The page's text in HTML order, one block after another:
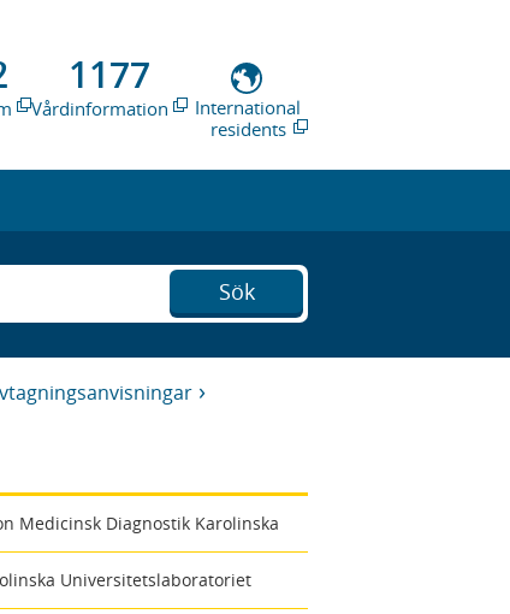
1177
Vårdinformation
International
residents
Sök
Medicinsk Diagnostik Karolinska
Universitetslaboratoriet